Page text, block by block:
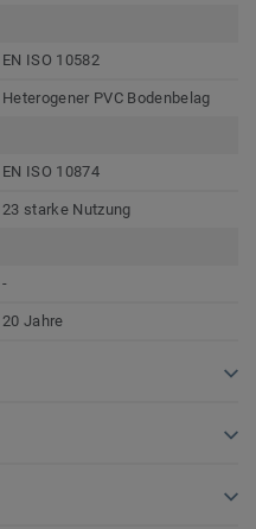
EN ISO 10582
Heterogener PVC Bodenbelag
EN ISO 10874
23 starke Nutzung
-
20 Jahre